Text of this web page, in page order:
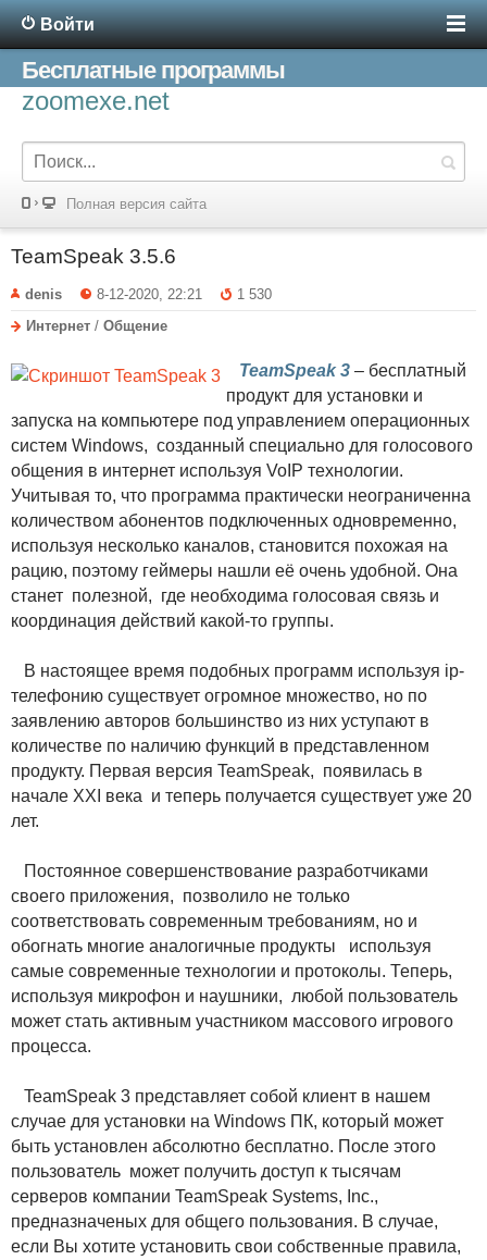
Войти
Бесплатные программы
zoomexe.net
Полная версия сайта
TeamSpeak 3.5.6
denis 8-12-2020, 22:21
1 530
Интернет / Общение
TeamSpeak 3 – бесплатный
продукт для установки и
запуска на компьютере под управлением операционных
систем Windows, созданный специально для голосового
общения в интернет используя VoIP технологии.
Учитывая то, что программа практически неограниченна
количеством абонентов подключенных одновременно,
используя несколько каналов, становится похожая на
рацию, поэтому геймеры нашли её очень удобной. Она
станет полезной, где необходима голосовая связь и
координация действий какой-то группы.
В настоящее время подобных программ используя ip-
телефонию существует огромное множество, но по
заявлению авторов большинство из них уступают в
количестве по наличию функций в представленном
продукту. Первая версия TeamSpeak, появилась в
начале XXI века и теперь получается существует уже 20
лет.
Постоянное совершенствование разработчиками
своего приложения, позволило не только
соответствовать современным требованиям, но и
обогнать многие аналогичные продукты используя
самые современные технологии и протоколы. Теперь,
используя микрофон и наушники, любой пользователь
может стать активным участником массового игрового
процесса.
TeamSpeak 3 представляет собой клиент в нашем
случае для установки на Windows ПК, который может
быть установлен абсолютно бесплатно. После этого
пользователь может получить доступ к тысячам
серверов компании TeamSpeak Systems, Inc.,
предназначеных для общего пользования. В случае,
если Вы хотите установить свои собственные правила,